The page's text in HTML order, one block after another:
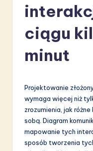
ciągu
minut
Projektowanie
wymaga więcej niż
zrozumienia, jak
sobą. Diagram
mapowanie tych
sposób tworzenia